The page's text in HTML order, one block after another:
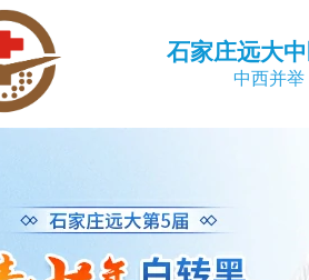
石家庄远大
中西并举